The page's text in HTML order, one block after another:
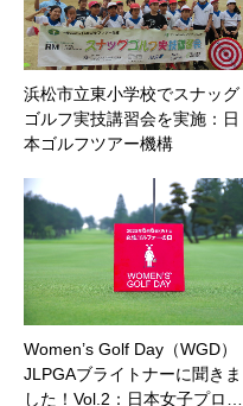
浜松市立東小学校でスナッグ
ゴルフ実技講習会を実施：日
本ゴルフツアー機構
Women’s Golf Day（WGD）
JLPGAブライトナーに聞きま
した！Vol.2：日本女子プロ…